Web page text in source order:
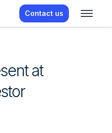
Contact us
at